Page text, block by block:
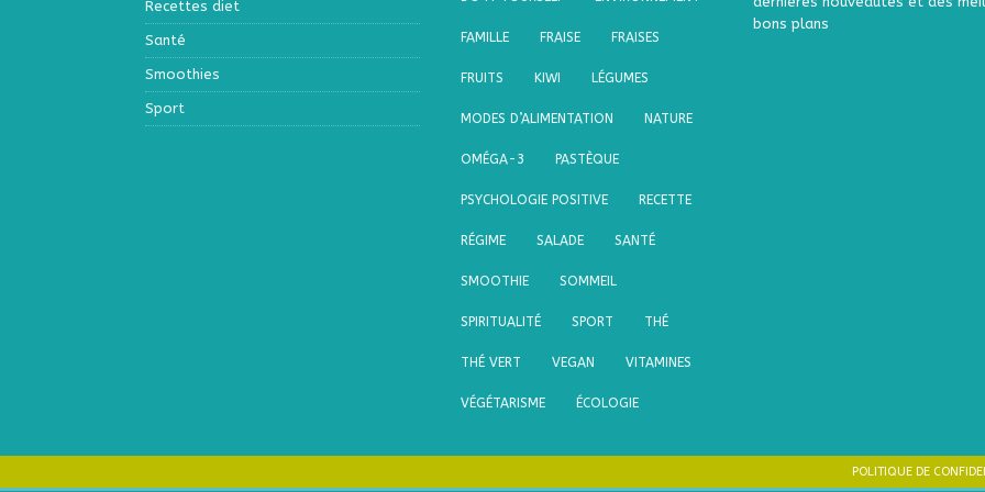
Recettes diet
Santé
Smoothies
Sport
FAMILLE FRAISE FRAISES
FRUITS KIWI LÉGUMES
MODES D’ALIMENTATION NATURE
OMÉGA-3 PASTÈQUE
PSYCHOLOGIE POSITIVE RECETTE
RÉGIME SALADE SANTÉ
SMOOTHIE SOMMEIL
SPIRITUALITÉ SPORT THÉ
THÉ VERT VEGAN VITAMINES
VÉGÉTARISME ÉCOLOGIE
bons plans
POLITIQUE DE